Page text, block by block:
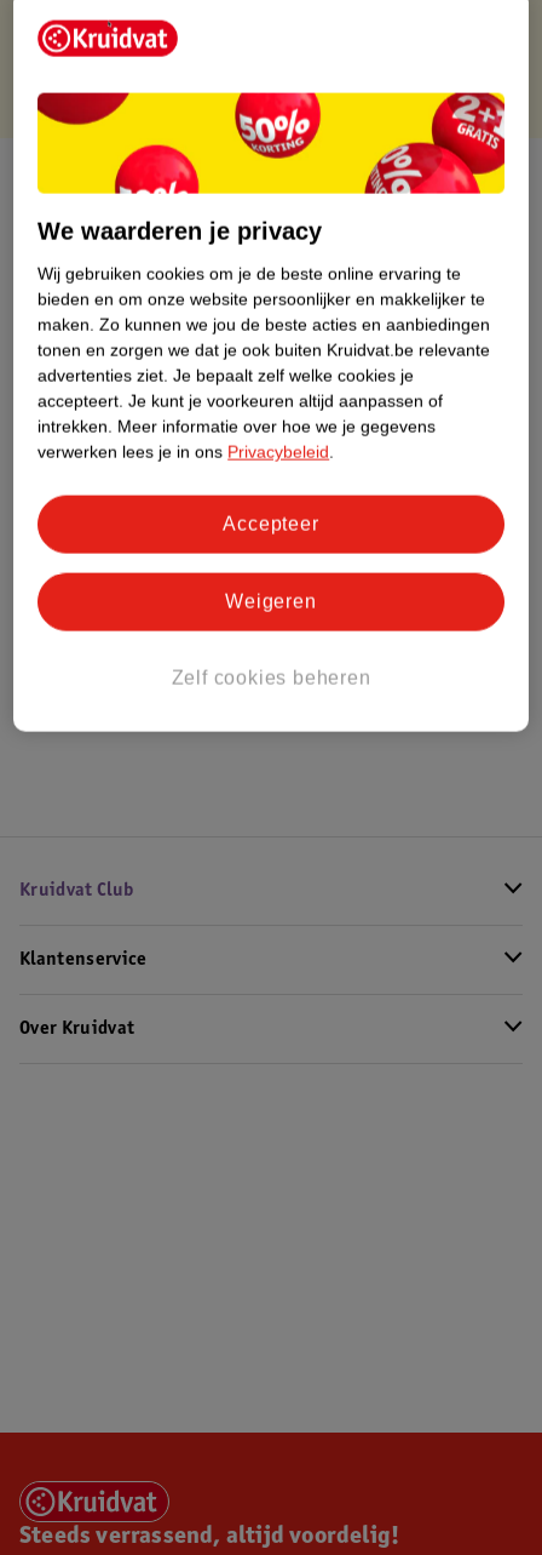
Gratis punten met je Kruidvat kaart
Over dit product
Productinformatie
Etiketinformatie
Nature Impact Score
Dit product heeft (nog) geen Nature
Impact Score.
Meer informatie
Bestel & Bezorginformatie
Kruidvat Club
Klantenservice
Over Kruidvat
Steeds verrassend, altijd voordelig!
We waarderen je privacy
Wij gebruiken cookies om je de beste online ervaring te
bieden en om onze website persoonlijker en makkelijker te
maken. Zo kunnen we jou de beste acties en aanbiedingen
tonen en zorgen we dat je ook buiten Kruidvat.be relevante
advertenties ziet. Je bepaalt zelf welke cookies je
accepteert. Je kunt je voorkeuren altijd aanpassen of
intrekken. Meer informatie over hoe we je gegevens
verwerken lees je in ons Privacybeleid.
Zelf cookies beheren
Weigeren
Accepteer